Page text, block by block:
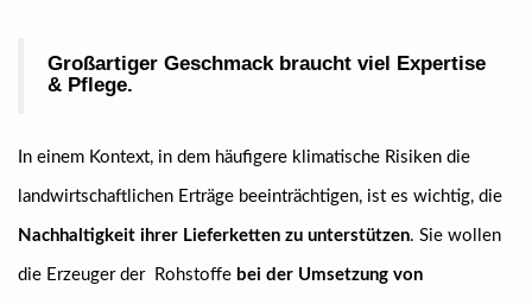
Großartiger Geschmack braucht viel Expertise
& Pflege.
In einem Kontext, in dem häufigere klimatische Risiken die
landwirtschaftlichen Erträge beeinträchtigen, ist es wichtig, die
Nachhaltigkeit ihrer Lieferketten zu unterstützen. Sie wollen
die Erzeuger der Rohstoffe bei der Umsetzung von